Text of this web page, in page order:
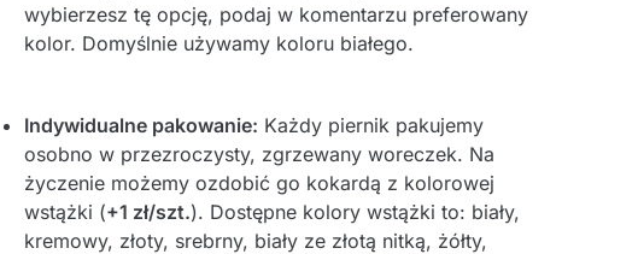
wybierzesz tę opcję, podaj w komentarzu preferowany
kolor. Domyślnie używamy koloru białego.
Indywidualne pakowanie: Każdy piernik pakujemy
osobno w przezroczysty, zgrzewany woreczek. Na
życzenie możemy ozdobić go kokardą z kolorowej
wstążki (+1 zł/szt.). Dostępne kolory wstążki to: biały,
kremowy, złoty, srebrny, biały ze złotą nitką, żółty,